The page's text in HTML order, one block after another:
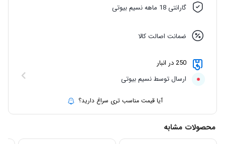
گارانتی 18 ماهه نسیم بیوتی
ضمانت اصالت کالا
250 در انبار
ارسال توسط نسیم بیوتی
آیا قیمت مناسب تری سراغ دارید؟
محصولات مشابه